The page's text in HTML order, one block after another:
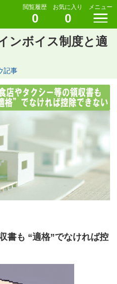
閲覧履歴
0
お気に入り
0
メニュー
ンボイス制度と適
記事
書も “適格”でなければ控